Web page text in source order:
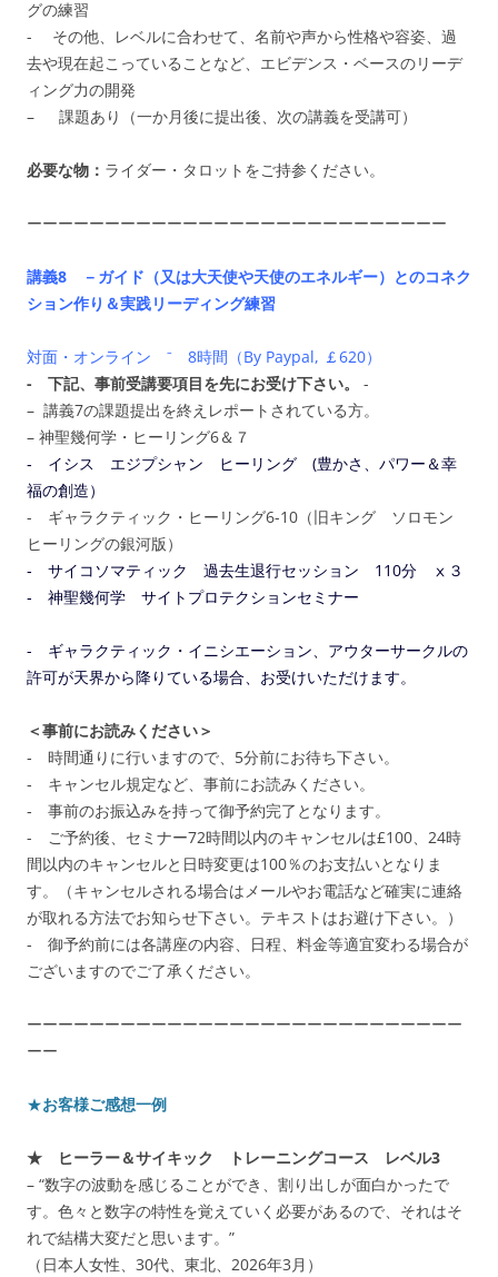
グの練習
- その他、レベルに合わせて、名前や声から性格や容姿、過
去や現在起こっていることなど、エビデンス・ベースのリーデ
ィング力の開発
– 課題あり（一か月後に提出後、次の講義を受講可）
必要な物： ライダー・タロットをご持参ください。
ーーーーーーーーーーーーーーーーーーーーーーーーーーー
講義8 －ガイド（又は大天使や天使のエネルギー）とのコネク
ション作り＆実践リーディング練習
対面・オンライン ⁻ 8時間（By Paypal, ￡620）
- 下記、事前受講要項目を先にお受け下さい。
-
– 講義7の課題提出を終えレポートされている方。
– 神聖幾何学・ヒーリング6＆７
‐ イシス エジプシャン ヒーリング (豊かさ、パワー＆幸
福の創造）
- ギャラクティック・ヒーリング6-10（旧キング ソロモン
ヒーリングの銀河版）
‐ サイコソマティック 過去生退行セッション 110分 ⅹ３
‐ 神聖幾何学 サイトプロテクションセミナー
- ギャラクティック・イニシエーション、アウターサークルの
許可が天界から降りている場合、お受けいただけます。
＜事前にお読みください＞
‐ 時間通りに行いますので、5分前にお待ち下さい。
‐ キャンセル規定など、事前にお読みください。
‐ 事前のお振込みを持って御予約完了となります。
- ご予約後、セミナー72時間以内のキャンセルは£100、24時
間以内のキャンセルと日時変更は100％のお支払いとなりま
す。（キャンセルされる場合はメールやお電話など確実に連絡
が取れる方法でお知らせ下さい。テキストはお避け下さい。）
‐ 御予約前には各講座の内容、日程、料金等適宜変わる場合が
ございますのでご了承ください。
ーーーーーーーーーーーーーーーーーーーーーーーーーーーー
ーー
★お客様ご感想一例
★ ヒーラー＆サイキック トレーニングコース レベル3
– “数字の波動を感じることができ、割り出しが面白かったで
す。色々と数字の特性を覚えていく必要があるので、それはそ
れで結構大変だと思います。”
（日本人女性、30代、東北、2026年3月）